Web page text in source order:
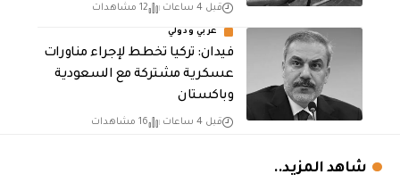
قبل 4 ساعات 12 مشاهدات
عربي ودولي
فيدان: تركيا تخطط لإجراء مناورات
عسكرية مشتركة مع السعودية
وباكستان
قبل 4 ساعات 16 مشاهدات
شاهد المزيد..